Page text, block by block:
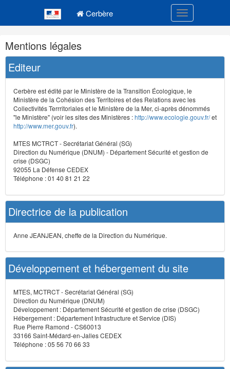
Cerbère Toggle
Navigation
et
outils
annexes
Mentions légales
Editeur
Cerbère est édité par le Ministère de la Transition Écologique, le
Ministère de la Cohésion des Territoires et des Relations avec les
Collectivités Terrritoriales et le Ministère de la Mer, ci-après dénommés
"le Ministère" (voir les sites des Ministères :http://www.ecologie.gouv.fr/et
http://www.mer.gouv.fr).
MTES MCTRCT - Secrétariat Général (SG)
Direction du Numérique (DNUM) - Département Sécurité et gestion de
crise (DSGC)
92055 La Défense CEDEX
Téléphone : 01 40 81 21 22
Directrice de la publication
Anne JEANJEAN, cheffe de la Direction du Numérique.
Développement et hébergement du site
MTES, MCTRCT - Secrétariat Général (SG)
Direction du Numérique (DNUM)
Développement : Département Sécurité et gestion de crise (DSGC)
Hébergement : Département Infrastructure et Service (DIS)
Rue Pierre Ramond - CS60013
33166 Saint-Médard-en-Jalles CEDEX
Téléphone : 05 56 70 66 33